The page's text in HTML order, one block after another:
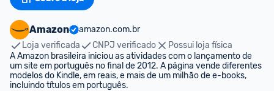
Amazon
amazon.com.br
Loja verificada
CNPJ verificado
Possui loja física
A Amazon brasileira iniciou as atividades com o lançamento de
um site em português no final de 2012. A página vende diferentes
modelos do Kindle, em reais, e mais de um milhão de e-books,
incluindo títulos em português.